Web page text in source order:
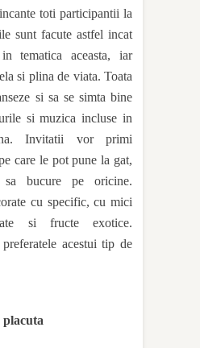
toti participantii la
sunt facute astfel incat
tematica aceasta, iar
si plina de viata. Toata
si sa se simta bine
si muzica incluse in
Invitatii vor primi
care le pot pune la gat,
bucure pe oricine.
cu specific, cu mici
si fructe exotice.
acestui tip de
placuta